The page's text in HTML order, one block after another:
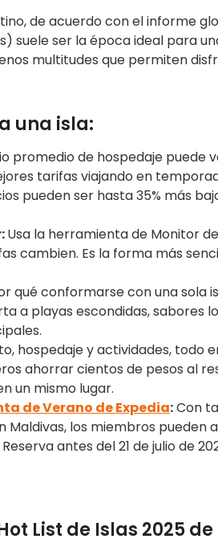
de acuerdo con el informe
suele ser la época ideal para
multitudes que permiten
una isla:
promedio de hospedaje puede
tarifas viajando en
pueden ser hasta 35% más
Usa la herramienta de Monitor
cambien. Es la forma más
qué conformarse con una sola
a playas escondidas, sabores
hospedaje y actividades, todo
ahorrar cientos de pesos al
un mismo lugar.
de Verano de Expedia:Con
Maldivas, los miembros pueden
antes del 21 de julio de
List de Islas 2025 de